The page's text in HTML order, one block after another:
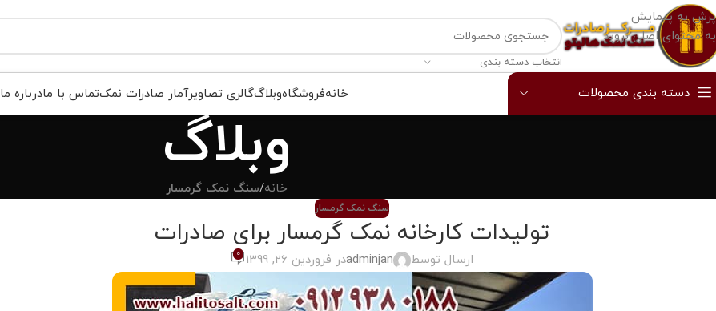
پرش به پیمایش
به محتوای اصلی بروید
انتخاب دسته بندی
دسته بندی محصولات خانهفروشگاهوبلاگگالری تصاویرآمار صادرات نمکتماس با مادرباره ما
وبلاگ
خانه/سنگ نمک گرمسار
سنگ نمک گرمسار
تولیدات کارخانه نمک گرمسار برای صادرات
ارسال توسط adminjanدر فروردین 26, 1399 0